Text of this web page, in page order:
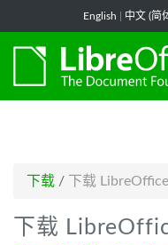
English 中文 (简
下载 / 下载 LibreOffice
下载